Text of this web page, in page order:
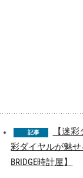
記事
【迷
彩ダイヤルが魅せ
BRIDGE時計屋】